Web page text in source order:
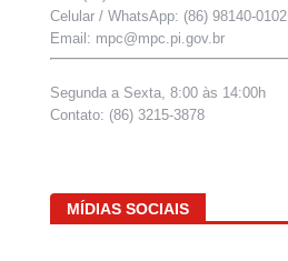
Celular / WhatsApp: (86) 98140-0102
Email: mpc@mpc.pi.gov.br
Segunda a Sexta, 8:00 às 14:00h
Contato: (86) 3215-3878
MÍDIAS SOCIAIS